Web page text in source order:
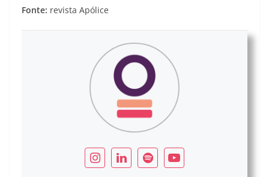
Fonte: revista Apólice